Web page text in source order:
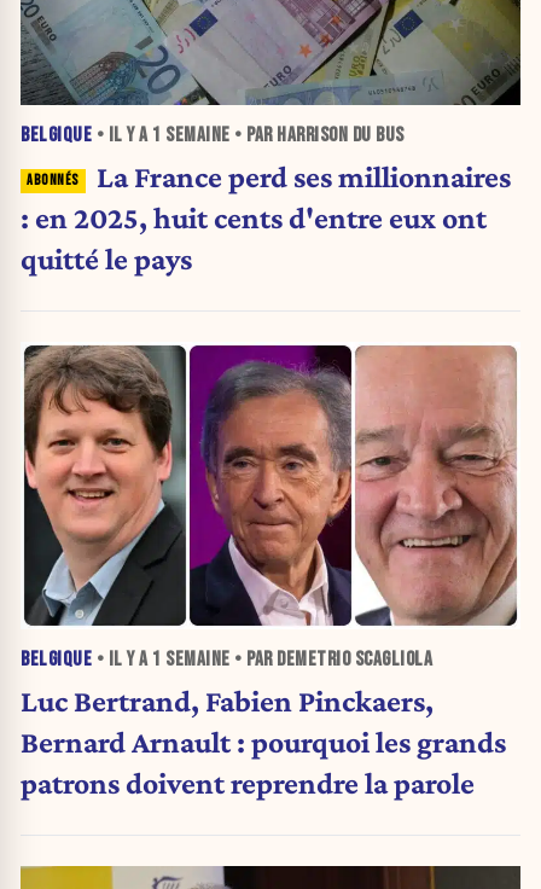
BELGIQUE • IL Y A 1 SEMAINE • PAR HARRISON DU BUS
La France perd ses millionnaires
: en 2025, huit cents d'entre eux ont
quitté le pays
BELGIQUE • IL Y A 1 SEMAINE • PAR DEMETRIO SCAGLIOLA
Luc Bertrand, Fabien Pinckaers,
Bernard Arnault : pourquoi les grands
patrons doivent reprendre la parole